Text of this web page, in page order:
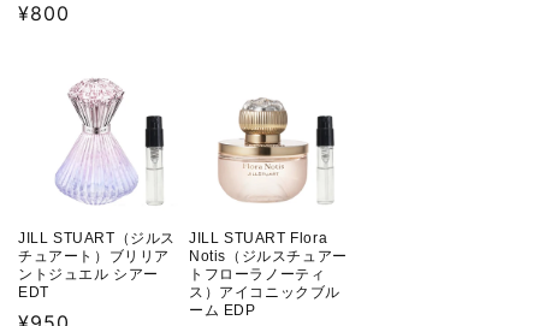
通
¥800
JILL STUART（ジルス
チュアート）ブリリア
ントジュエル シアー
EDT
JILL STUART Flora
Notis（ジルスチュアー
トフローラノーティ
ス）アイコニックブル
ーム EDP